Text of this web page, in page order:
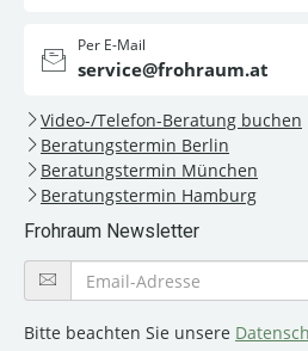
Per E-Mail
service@frohraum.at
Video-/Telefon-Beratung buchen
Beratungstermin Berlin
Beratungstermin München
Beratungstermin Hamburg
Frohraum Newsletter
Bitte beachten Sie unsere